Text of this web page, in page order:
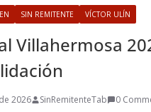
SIN REMITENTE VÍCTOR ULÍN
Villahermosa
2026 SinRemitenteTab 0